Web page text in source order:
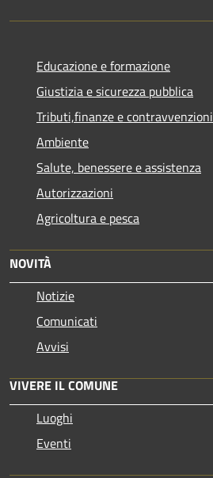
Educazione e formazione
Giustizia e sicurezza pubblica
Tributi,finanze e contravvenzioni
Ambiente
Salute, benessere e assistenza
Autorizzazioni
Agricoltura e pesca
NOVITÀ
Notizie
Comunicati
Avvisi
VIVERE IL COMUNE
Luoghi
Eventi